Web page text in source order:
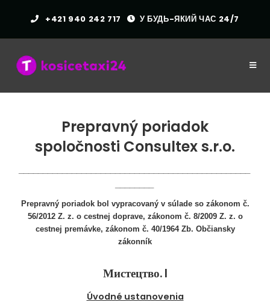
+421 940 242 717 У БУДЬ-ЯКИЙ ЧАС 24/7
Prepravný poriadok
spoločnosti Consultex s.r.o.
Prepravný poriadok bol vypracovaný v súlade so zákonom č.
56/2012 Z. z. o cestnej doprave, zákonom č. 8/2009 Z. z. o
cestnej premávke, zákonom č. 40/1964 Zb. Občiansky
zákonník
Мистецтво. I
Úvodné ustanovenia